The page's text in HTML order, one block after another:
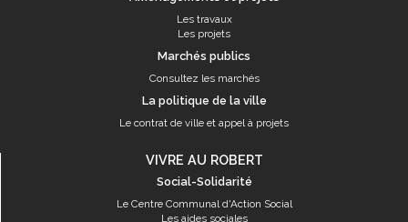
Les travaux
Les projets
Marchés publics
Consultez les marchés
La politique de la ville
Le contrat de ville et appel à projets
VIVRE AU ROBERT
Social-Solidarité
Le Centre Communal d'Action Social
Les aides sociales